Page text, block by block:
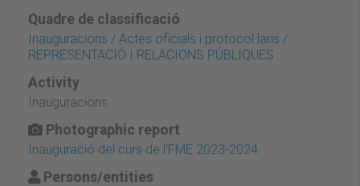
Quadre de classificació
Inauguracions / Actes oficials i protocol·laris /
REPRESENTACIÓ I RELACIONS PÚBLIQUES
Activity
Inauguracions
Photographic report
Inauguració del curs de l'FME 2023-2024
Persons/entities